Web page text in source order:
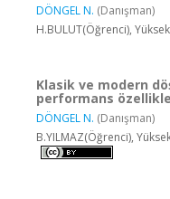
DÖNGEL N. (Danışman)
H.BULUT(Öğrenci),
Klasik ve modern
performans
DÖNGEL N. (Danışman)
B.YILMAZ(Öğrenci),